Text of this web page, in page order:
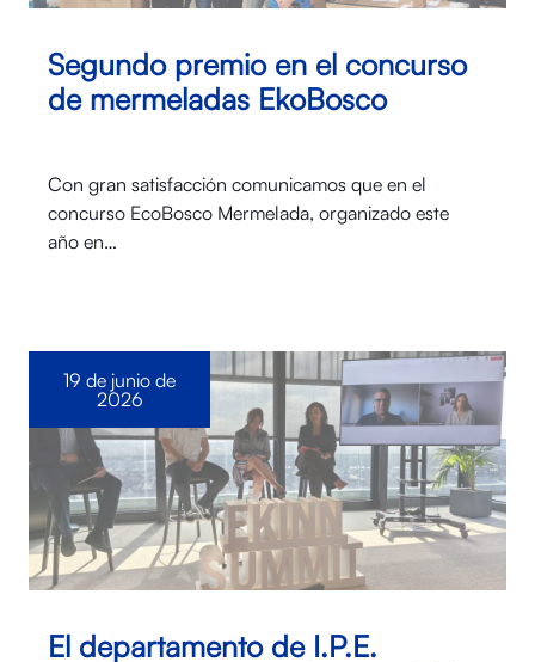
Segundo premio en el concurso
de mermeladas EkoBosco
Con gran satisfacción comunicamos que en el
concurso EcoBosco Mermelada, organizado este
año en…
El departamento de I.P.E.
19 de junio de
2026